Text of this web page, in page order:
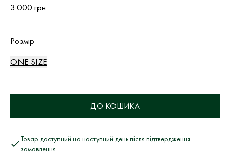
3.000 грн
Розмір
ONE SIZE
ДО КОШИКА
Товар доступний на наступний день після підтвердження
замовлення